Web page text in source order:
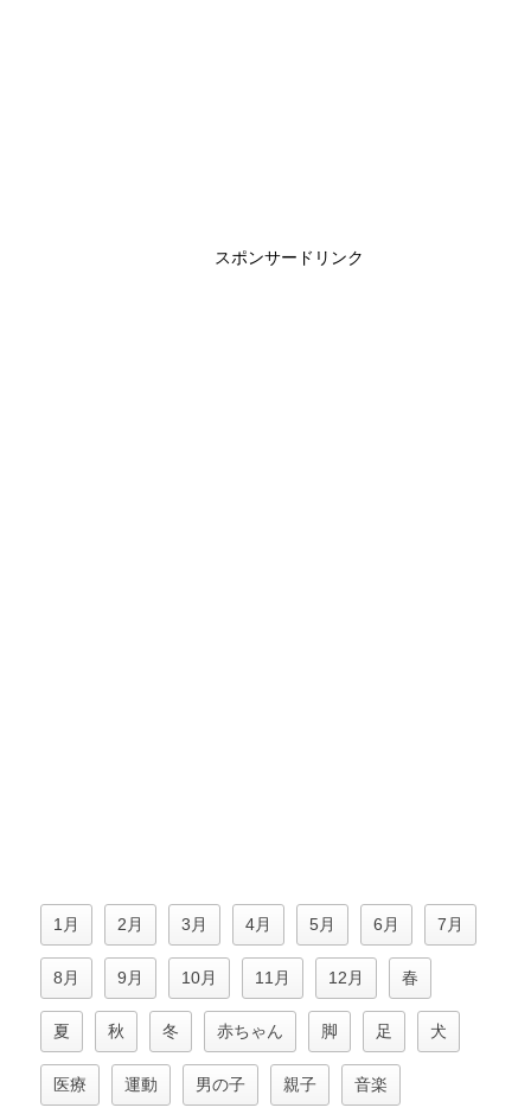
スポンサードリンク
1月 2月 3月 4月 5月 6月 7月
8月 9月 10月 11月 12月 春
夏 秋 冬 赤ちゃん 脚 足 犬
医療 運動 男の子 親子 音楽